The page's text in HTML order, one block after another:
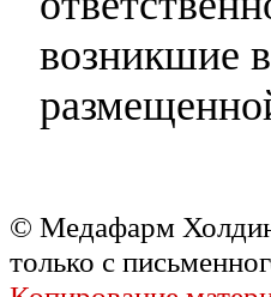
возникшие
© Медафарм
только с